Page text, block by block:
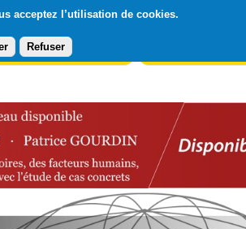
acceptez l’utilisation de cookies.
Refuser
à la Lettre du Diploweb